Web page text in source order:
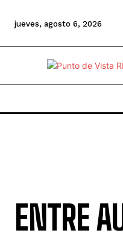
jueves, agosto 6, 2026
ENTRE